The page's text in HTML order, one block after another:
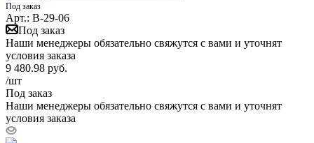
Под заказ
Арт.: В-29-06
Под заказ
Наши менеджеры обязательно свяжутся с вами и уточнят
условия заказа
9 480.98 руб.
/шт
Под заказ
Наши менеджеры обязательно свяжутся с вами и уточнят
условия заказа